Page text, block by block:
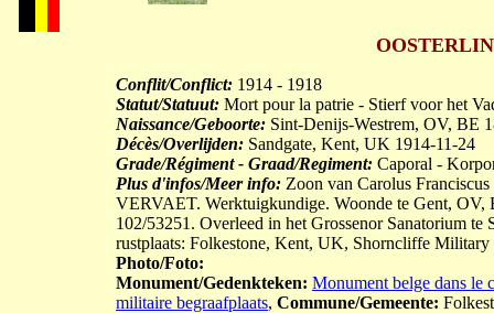
Conflit/Conflict: 1914 - 1918
Statut/Statuut: Mort pour la patrie - Stierf voor het
Naissance/Geboorte: Sint-Denijs-Westrem, OV, BE
Décès/Overlijden: Sandgate, Kent, UK 1914-11-24
Grade/Régiment - Graad/Regiment: Caporal -
Plus d'infos/Meer info: Zoon van Carolus
VERVAET. Werktuigkundige. Woonde te Gent, OV,
102/53251. Overleed in het Grossenor Sanatorium
rustplaats: Folkestone, Kent, UK, Shorncliffe
Photo/Foto:
Monument/Gedenkteken: Monument belge dans le
militaire begraafplaats, Commune/Gemeente: